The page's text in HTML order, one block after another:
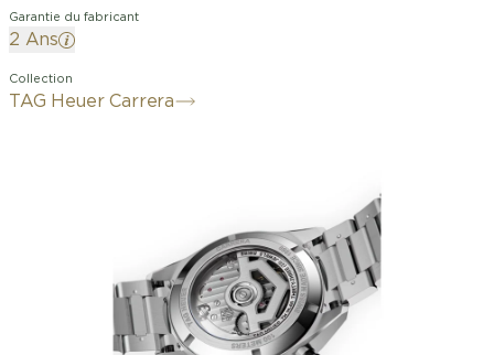
Garantie du fabricant
2 Ans
Collection
TAG Heuer Carrera
arbore un cadran bleu et un bracelet
en acier en forme de H. Alliance de
luxe et de technicité, ce modèle abrite
le mouvement automatique de
manufacture TH20-00.